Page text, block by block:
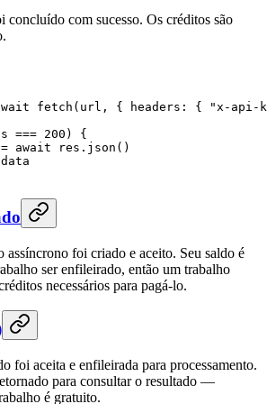
concluído com sucesso. Os créditos são
fetch (url, { headers: {
"x-api-
=== 200 ) {
= await res. json ()
assíncrono foi criado e aceito. Seu saldo é
ser enfileirado, então um trabalho
necessários para pagá-lo.
foi aceita e enfileirada para processamento.
para consultar o resultado —
é gratuito.